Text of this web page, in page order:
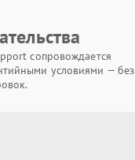
сопровождается
условиями — без